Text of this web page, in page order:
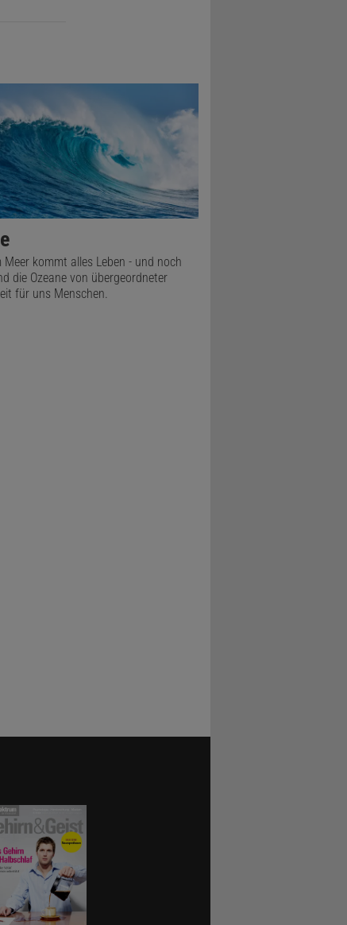
Meer kommt alles Leben - und noch
die Ozeane von übergeordneter
für uns Menschen.